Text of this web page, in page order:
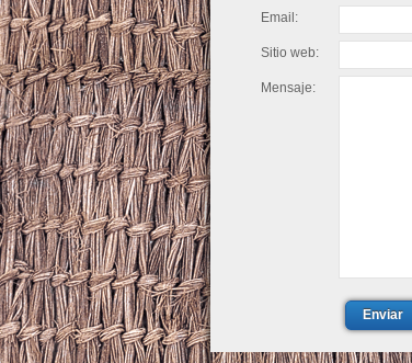
Email:
Sitio web:
Mensaje:
Enviar